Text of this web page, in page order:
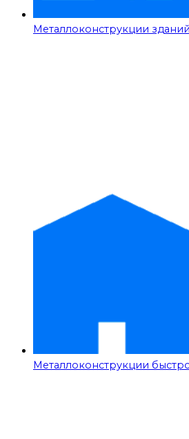
Металлоконструкции
Металлоконструкции